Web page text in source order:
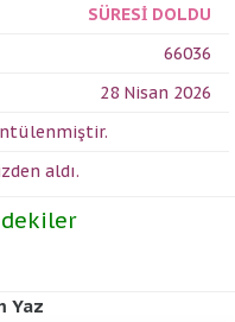
SÜRESİ DOLDU
66036
28 Nisan 2026
aldı.
Yaz